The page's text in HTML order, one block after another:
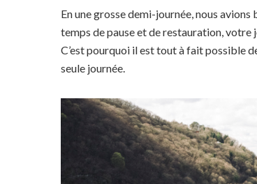
En une grosse demi-journée, nous
temps de pause et de restauration, votre
C’est pourquoi il est tout à fait possible
seule journée.